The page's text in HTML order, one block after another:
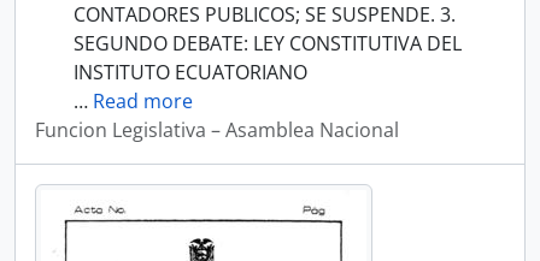
CONTADORES PUBLICOS; SE SUSPENDE. 3.
SEGUNDO DEBATE: LEY CONSTITUTIVA DEL
INSTITUTO ECUATORIANO
… Read more
Funcion Legislativa – Asamblea Nacional